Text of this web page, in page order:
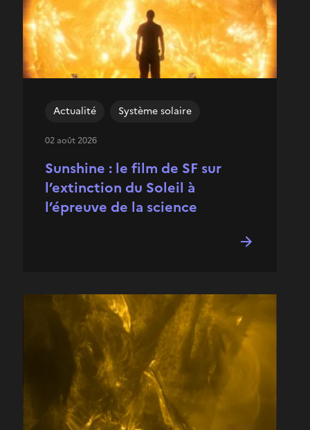
Sunshine : le film de SF sur
l’extinction du Soleil à
l’épreuve de la science
Actualité Système solaire
02 août 2026